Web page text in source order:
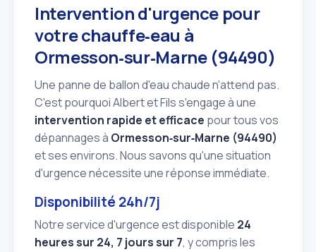
Intervention d'urgence pour
votre chauffe‑eau à
Ormesson‑sur‑Marne (94490)
Une panne de ballon d'eau chaude n'attend pas.
C'est pourquoi Albert et Fils s'engage à une
intervention rapide et efficace pour tous vos
dépannages à Ormesson‑sur‑Marne (94490)
et ses environs. Nous savons qu'une situation
d'urgence nécessite une réponse immédiate.
Disponibilité 24h/7j
Notre service d'urgence est disponible 24
heures sur 24, 7 jours sur 7, y compris les